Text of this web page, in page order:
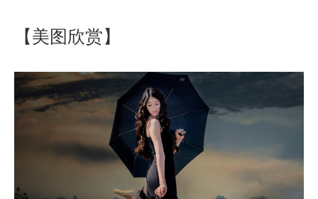
【美图欣赏】